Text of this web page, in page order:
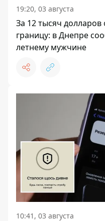
19:20, 03 августа
За 12 тысяч
границу: в Днепре
летнему мужчине
10:41, 03 августа